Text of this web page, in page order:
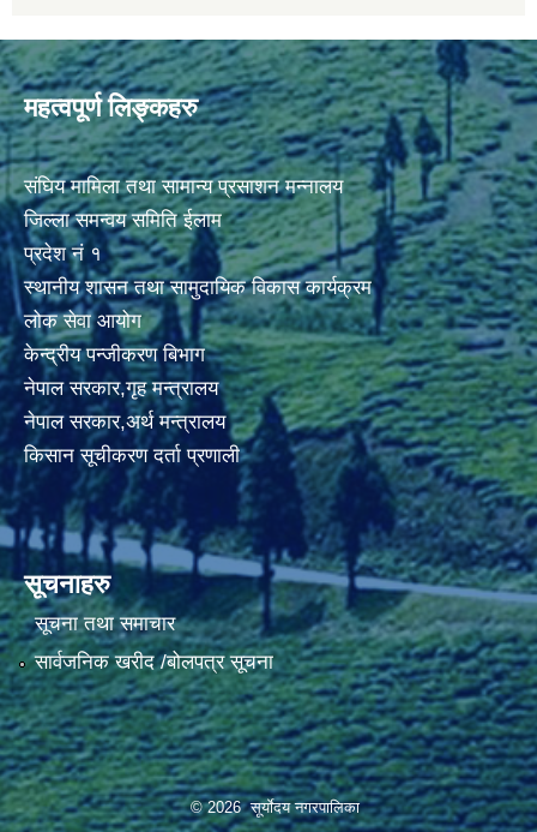
महत्वपूर्ण लिङ्कहरु
संघिय मामिला तथा सामान्य प्रसाशन मन्नालय
जिल्ला समन्वय समिति ईलाम
प्रदेश नं १
स्थानीय शासन तथा सामुदायिक विकास कार्यक्रम
लोक सेवा आयोग
केन्द्रीय पन्जीकरण बिभाग
नेपाल सरकार,गृह मन्त्रालय
नेपाल सरकार,अर्थ मन्त्रालय
किसान सूचीकरण दर्ता प्रणाली
सूचनाहरु
सूचना तथा समाचार
सार्वजनिक खरीद /बोलपत्र सूचना
© 2026 सूर्याेदय नगरपालिका